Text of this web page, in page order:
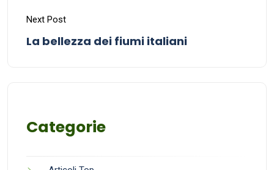
Next Post
La bellezza dei fiumi italiani
Categorie